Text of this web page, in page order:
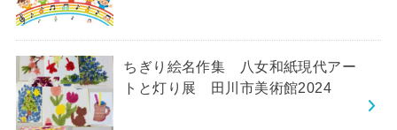
ちぎり絵名作集 八女和紙現代アー
トと灯り展 田川市美術館2024